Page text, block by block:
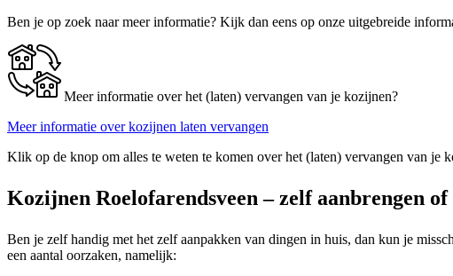
Ben je op zoek naar meer informatie? Kijk dan eens op onze uitgebreide
Meer informatie over het (laten) vervangen van je kozijnen?
Meer informatie over kozijnen laten vervangen
Klik op de knop om alles te weten te komen over het (laten) vervangen van je
Kozijnen Roelofarendsveen – zelf aanbrengen of
Ben je zelf handig met het zelf aanpakken van dingen in huis, dan kun je
een aantal oorzaken, namelijk: